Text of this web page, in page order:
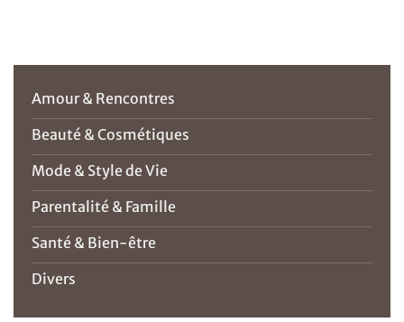
Amour & Rencontres
Beauté & Cosmétiques
Mode & Style de Vie
Parentalité & Famille
Santé & Bien-être
Divers